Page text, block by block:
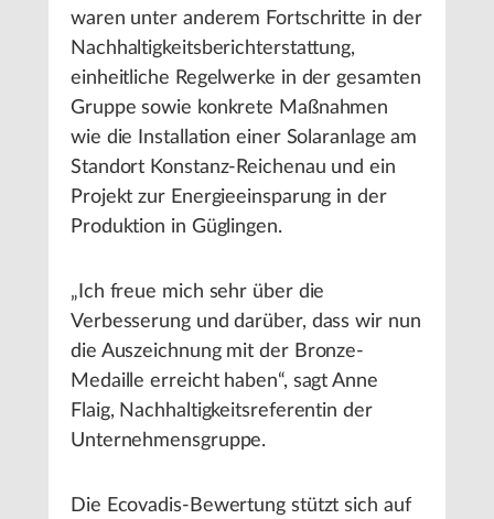
waren unter anderem Fortschritte in der
Nachhaltigkeitsberichterstattung,
einheitliche Regelwerke in der gesamten
Gruppe sowie konkrete Maßnahmen
wie die Installation einer Solaranlage am
Standort Konstanz-Reichenau und ein
Projekt zur Energieeinsparung in der
Produktion in Güglingen.
„Ich freue mich sehr über die
Verbesserung und darüber, dass wir nun
die Auszeichnung mit der Bronze-
Medaille erreicht haben“, sagt Anne
Flaig, Nachhaltigkeitsreferentin der
Unternehmensgruppe.
Die Ecovadis-Bewertung stützt sich auf